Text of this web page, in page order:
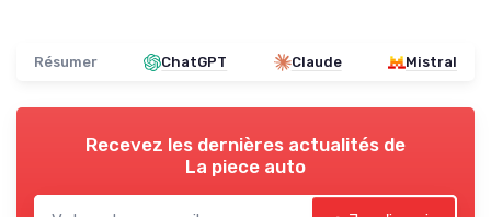
Résumer ChatGPT Claude Mistral
Recevez les dernières actualités de
La piece auto